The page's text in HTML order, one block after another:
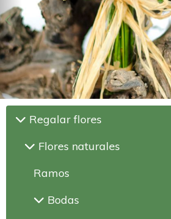
Regalar flores
Flores naturales
Ramos
Bodas